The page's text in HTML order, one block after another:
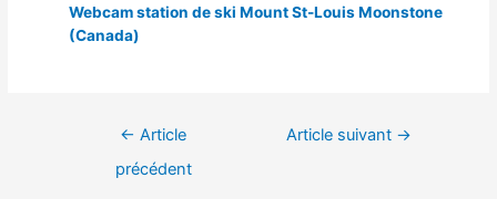
Webcam station de ski Mount St-Louis Moonstone
(Canada)
Navigation← Article
précédent
Article suivant →